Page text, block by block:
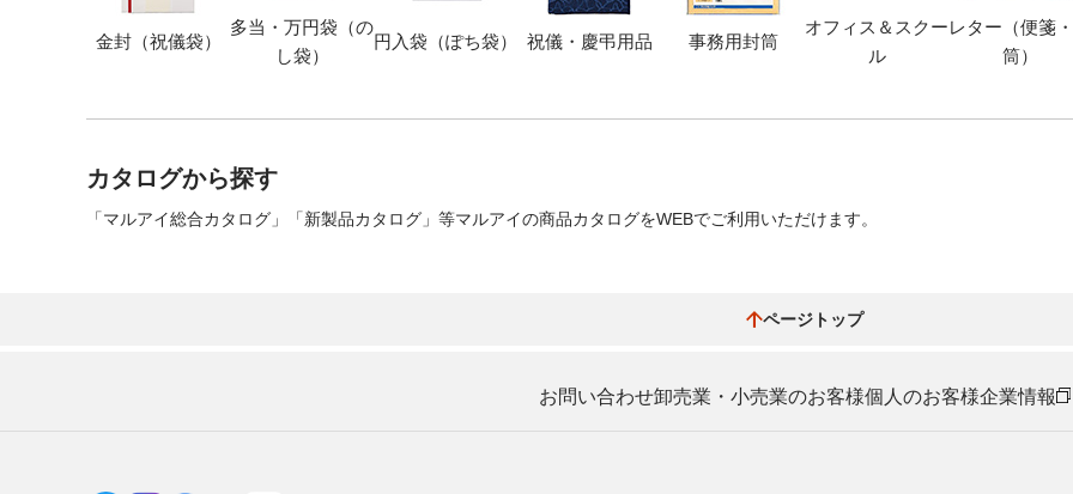
金封（祝儀袋）
多当・万円袋（の
し袋）
円入袋（ぽち袋） 祝儀・慶弔用品 事務用封筒
オフィス＆スクー
ル
レター（便箋
筒）
カタログから探す
「マルアイ総合カタログ」「新製品カタログ」等マルアイの商品カタログをWEBでご利用いただけます。
ページトップ
お問い合わせ卸売業・小売業のお客様個人のお客様企業情報